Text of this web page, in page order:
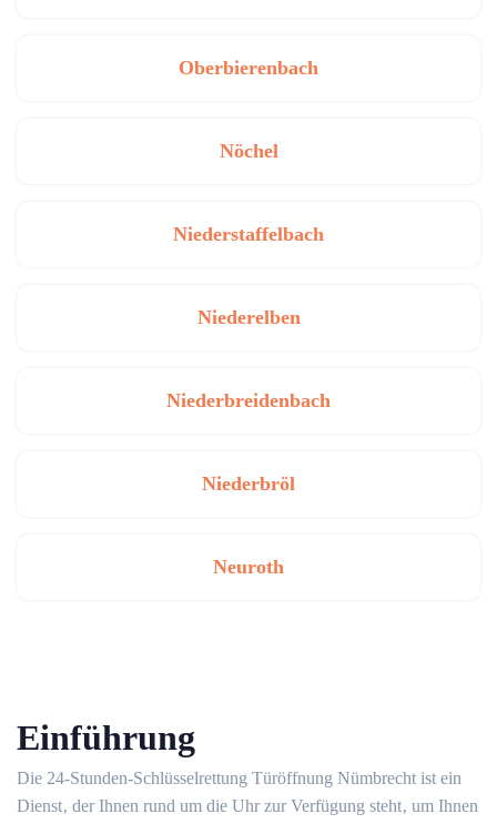
Oberbierenbach
Nöchel
Niederstaffelbach
Niederelben
Niederbreidenbach
Niederbröl
Neuroth
Einführung
Die 24-Stunden-Schlüsselrettung Türöffnung Nümbrecht ist ein
Dienst‚ der Ihnen rund um die Uhr zur Verfügung steht‚ um Ihnen